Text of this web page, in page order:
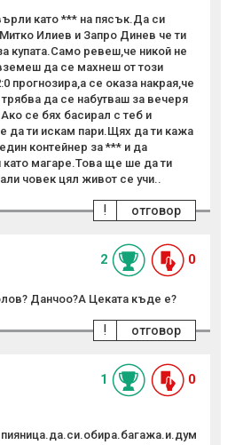
като *** на пясък.Да си
Илиев и Запро Динев че ти
купата.Само ревеш,че никой не
да се махнеш от този
прогнозира,а се оказа накрая,че
да се набутваш за вечеря
се бях басирал с теб и
да ти искам пари.Щях да ти кажа
контейнер за *** и да
като магаре.Това ще ше да ти
човек цял живот се учи..
отговор
!
2 0
Данчоо?А Цеката къде е?
отговор
!
1 0